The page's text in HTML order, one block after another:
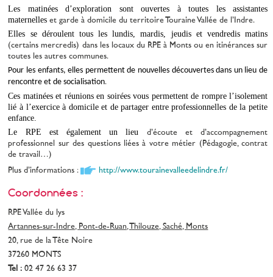
Les matinées d’exploration sont ouvertes à toutes les assistantes
maternelles et garde à domicile du territoire Touraine Vallée de l’Indre.
(certains mercredis) dans les locaux du RPE à Monts
toutes les autres communes.
Pour les enfants, elles permettent de nouvelles découvertes dans un lieu de
rencontre et de socialisation.
Ces matinées et réunions en soirées vous permettent de rompre l’isolement
lié à l’exercice à domicile et de partager entre professionnelles de la petite
enfance.
Le RPE est également un lieu
d’écoute et d’accompagnement
professionnel sur des questions liées à votre métier (Pédagogie, contrat
de travail…)
Plus d’informations :
http://www.tourainevalleedelindre.fr/
Coordonnées :
RPE Vallée du lys
Artannes-sur-Indre, Pont-de-Ruan, Thilouze, Saché, Monts
20, rue de la Tête Noire
37260 MONTS
Tel : 02 47 26 63 37